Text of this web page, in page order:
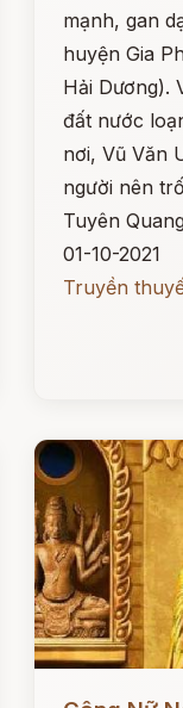
mạnh, gan
huyện Gia
Hải Dương).
đất nước
nơi, Vũ Văn
người nên
Tuyên
01-10-2021
Truyền